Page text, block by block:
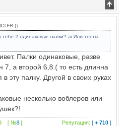
()
тебе 2 одинаковые палки? ai Или тесты
Палки одинаковые, разве
7, а второй 6,8.( то есть длинна
эту палку. Другой в своих руках
несколько воблеров или
[ №8 ] Репутация: [+ 710 ]